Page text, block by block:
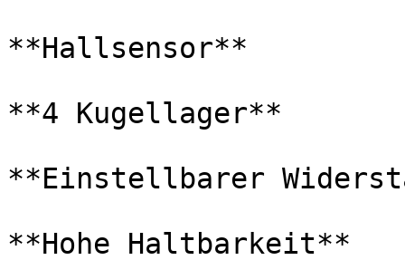
**Hallsensor**
**4 Kugellager**
**Einstellbarer